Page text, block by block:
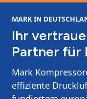
MARK IN
Ihr
Partner für
Mark
effiziente